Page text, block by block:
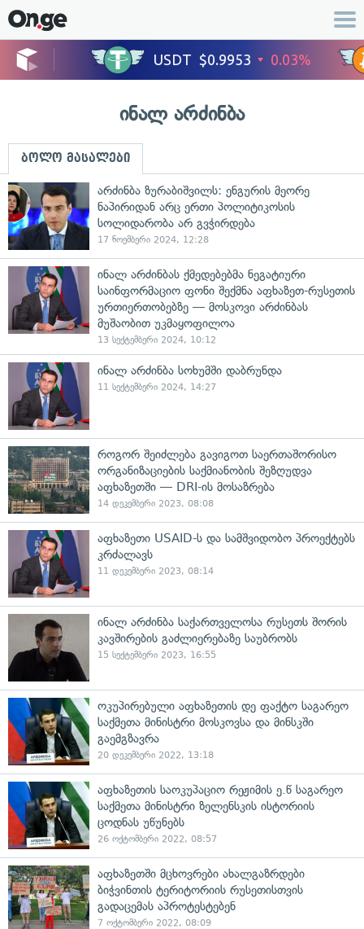
ინალ არძინბა
ბოლო მასალები
არძინბა ზურაბიშვილს: ენგურის მეორე
ნაპირიდან არც ერთი პოლიტიკოსის
სოლიდარობა არ გვჭირდება
17 ნოემბერი 2024, 12:28
ინალ არძინბას ქმედებებმა ნეგატიური
საინფორმაციო ფონი შექმნა აფხაზეთ-რუსეთის
ურთიერთობებზე — მოსკოვი არძინბას
მუშაობით უკმაყოფილოა
13 სექტემბერი 2024, 10:12
ინალ არძინბა სოხუმში დაბრუნდა
11 სექტემბერი 2024, 14:27
როგორ შეიძლება გავიგოთ საერთაშორისო
ორგანიზაციების საქმიანობის შეზღუდვა
აფხაზეთში — DRI-ის მოსაზრება
14 დეკემბერი 2023, 08:08
აფხაზეთი USAID-ს და სამშვიდობო პროექტებს
კრძალავს
11 დეკემბერი 2023, 08:14
ინალ არძინბა საქართველოსა რუსეთს შორის
კავშირების გაძლიერებაზე საუბრობს
15 სექტემბერი 2023, 16:55
ოკუპირებული აფხაზეთის დე ფაქტო საგარეო
საქმეთა მინისტრი მოსკოვსა და მინსკში
გაემგზავრა
20 დეკემბერი 2022, 13:18
აფხაზეთის საოკუპაციო რეჟიმის ე.წ საგარეო
საქმეთა მინისტრი ზელენსკის ისტორიის
ცოდნას უწუნებს
26 ოქტომბერი 2022, 08:57
აფხაზეთში მცხოვრები ახალგაზრდები
ბიჭვინთის ტერიტორიის რუსეთისთვის
გადაცემას აპროტესტებენ
7 ოქტომბერი 2022, 08:09